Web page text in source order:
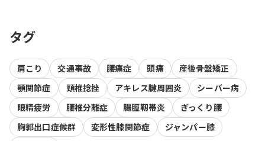
タグ
肩こり 交通事故 腰痛症 頭痛
産後骨盤矯正
顎関節症
頸椎捻挫 アキレス腱周囲炎
シーバー病
眼精疲労
腰椎分離症 腸脛靭帯炎
ぎっくり腰
胸郭出口症候群
変形性膝関節症
ジャンパー膝